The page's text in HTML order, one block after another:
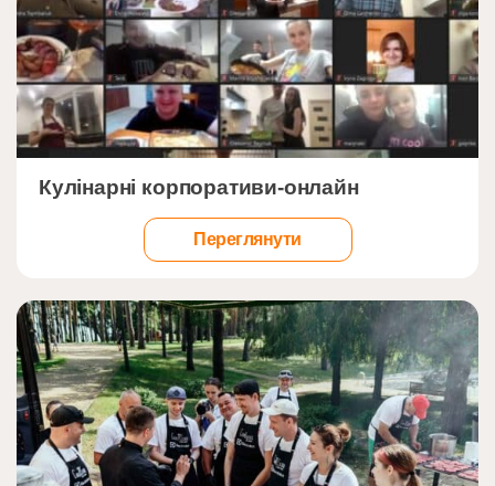
Кулінарні корпоративи-онлайн
Переглянути